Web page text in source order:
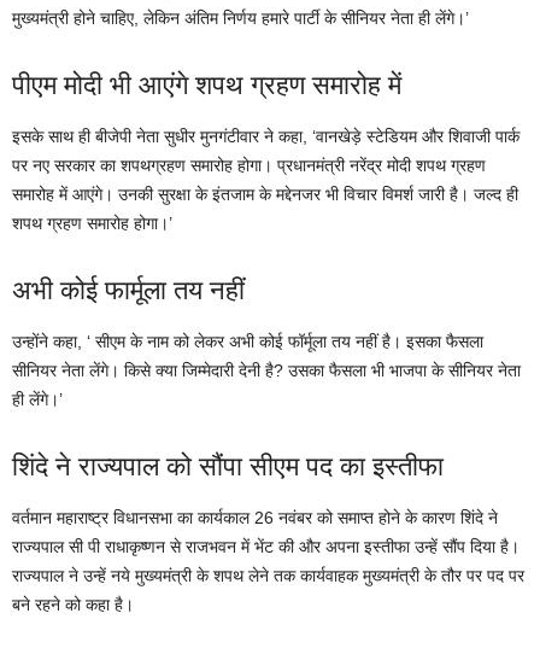
मुख्यमंत्री होने चाहिए, लेकिन अंतिम निर्णय हमारे पार्टी के सीनियर नेता ही लेंगे।’
पीएम मोदी भी आएंगे शपथ ग्रहण समारोह में
इसके साथ ही बीजेपी नेता सुधीर मुनगंटीवार ने कहा, ‘वानखेड़े स्टेडियम और शिवाजी पार्क
पर नए सरकार का शपथग्रहण समारोह होगा। प्रधानमंत्री नरेंद्र मोदी शपथ ग्रहण
समारोह में आएंगे। उनकी सुरक्षा के इंतजाम के मद्देनजर भी विचार विमर्श जारी है। जल्द ही
शपथ ग्रहण समारोह होगा।’
अभी कोई फार्मूला तय नहीं
उन्होंने कहा, ‘ सीएम के नाम को लेकर अभी कोई फॉर्मूला तय नहीं है। इसका फैसला
सीनियर नेता लेंगे। किसे क्या जिम्मेदारी देनी है? उसका फैसला भी भाजपा के सीनियर नेता
ही लेंगे।’
शिंदे ने राज्यपाल को सौंपा सीएम पद का इस्तीफा
वर्तमान महाराष्ट्र विधानसभा का कार्यकाल 26 नवंबर को समाप्त होने के कारण शिंदे ने
राज्यपाल सी पी राधाकृष्णन से राजभवन में भेंट की और अपना इस्तीफा उन्हें सौंप दिया है।
राज्यपाल ने उन्हें नये मुख्यमंत्री के शपथ लेने तक कार्यवाहक मुख्यमंत्री के तौर पर पद पर
बने रहने को कहा है।